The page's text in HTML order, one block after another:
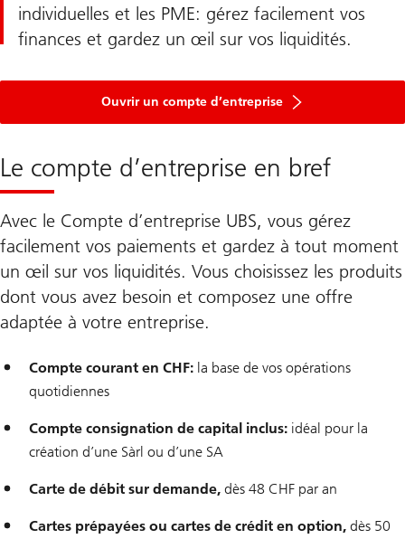
individuelles et les PME: gérez facilement vos
finances et gardez un œil sur vos liquidités.
Ouvrir un compte d’entreprise
Le compte d’entreprise en bref
Avec le Compte d’entreprise UBS, vous gérez
facilement vos paiements et gardez à tout moment
un œil sur vos liquidités. Vous choisissez les produits
dont vous avez besoin et composez une offre
adaptée à votre entreprise.
Compte courant en CHF: la base de vos opérations
quotidiennes
Compte consignation de capital inclus: idéal pour la
création d’une Sàrl ou d’une SA
Carte de débit sur demande, dès 48 CHF par an
Cartes prépayées ou cartes de crédit en option, dès 50